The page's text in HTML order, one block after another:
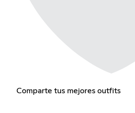
Comparte tus mejores outfits